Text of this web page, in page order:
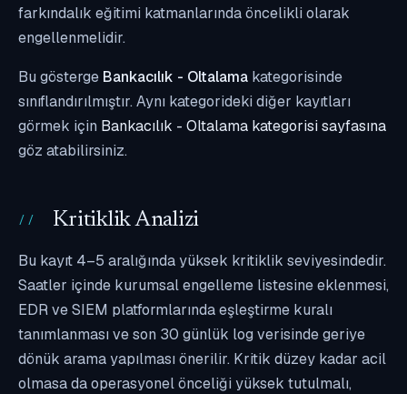
farkındalık eğitimi katmanlarında öncelikli olarak
engellenmelidir.
Bu gösterge Bankacılık - Oltalama kategorisinde
sınıflandırılmıştır. Aynı kategorideki diğer kayıtları
görmek için Bankacılık - Oltalama kategorisi sayfasına
göz atabilirsiniz.
Kritiklik Analizi
Bu kayıt 4–5 aralığında yüksek kritiklik seviyesindedir.
Saatler içinde kurumsal engelleme listesine eklenmesi,
EDR ve SIEM platformlarında eşleştirme kuralı
tanımlanması ve son 30 günlük log verisinde geriye
dönük arama yapılması önerilir. Kritik düzey kadar acil
olmasa da operasyonel önceliği yüksek tutulmalı,